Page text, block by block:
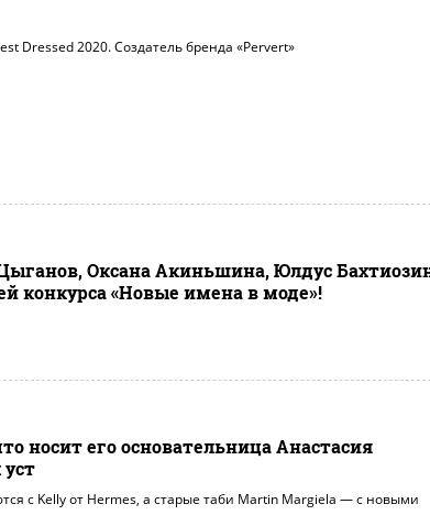
Dressed 2020. Создатель бренда «Pervert»
Оксана Акиньшина, Юлдус
конкурса «Новые имена в моде»!
носит его основательница Анастасия
с Kelly от Hermes, а старые таби Martin Margiela — с новыми